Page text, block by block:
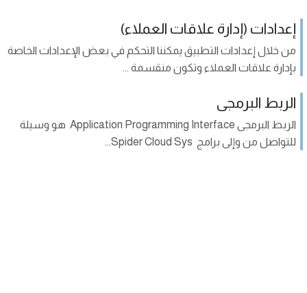
إعدادات (إدارة علاقات العملاء)
من خلال إعدادات التطبيق يمكننا التحكم في بعض الإعدادات الخاصة
بإدارة علاقات العملاء وتكون منقسمة ...
الربط البرمجى
الربط البرمجى Application Programming Interface هو وسيلة
للتواصل من وإلى برامج Spider Cloud Sys...